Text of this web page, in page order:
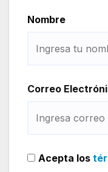
Nombre
Correo
Acepta los